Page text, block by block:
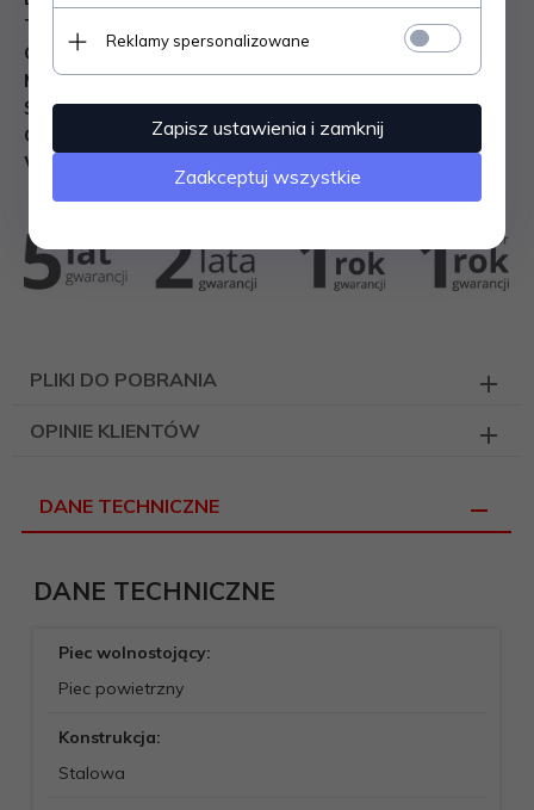
Temperatura spalin:
Ciąg kominowy: 12±2 Pa
Maksymalna długość polan:400 mm
Średnica dolotu powietrza: 125 mm
Gwarancja:
5 lat
Waga:
PLIKI DO POBRANIA
OPINIE KLIENTÓW
DANE TECHNICZNE
DANE TECHNICZNE
Piec wolnostojący:
Piec powietrzny
Konstrukcja:
Stalowa
Reklamy spersonalizowane
Zapisz ustawienia i zamknij
Zaakceptuj wszystkie